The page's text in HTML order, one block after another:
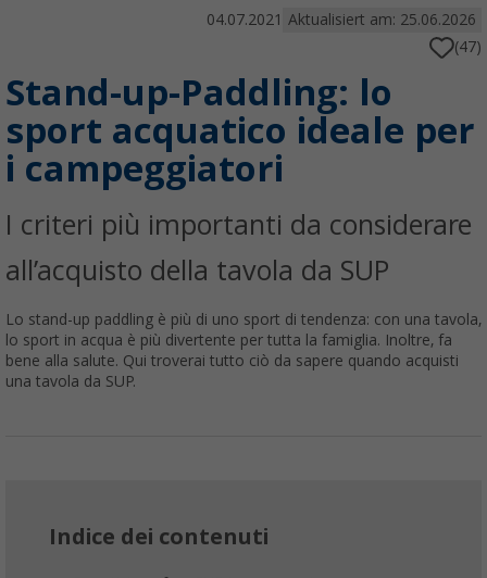
04.07.2021 Aktualisiert am: 25.06.2026
(47)
Stand-up-Paddling: lo
sport acquatico ideale per
i campeggiatori
I criteri più importanti da considerare
all’acquisto della tavola da SUP
Lo stand-up paddling è più di uno sport di tendenza: con una tavola,
lo sport in acqua è più divertente per tutta la famiglia. Inoltre, fa
bene alla salute. Qui troverai tutto ciò da sapere quando acquisti
una tavola da SUP.
Indice dei contenuti